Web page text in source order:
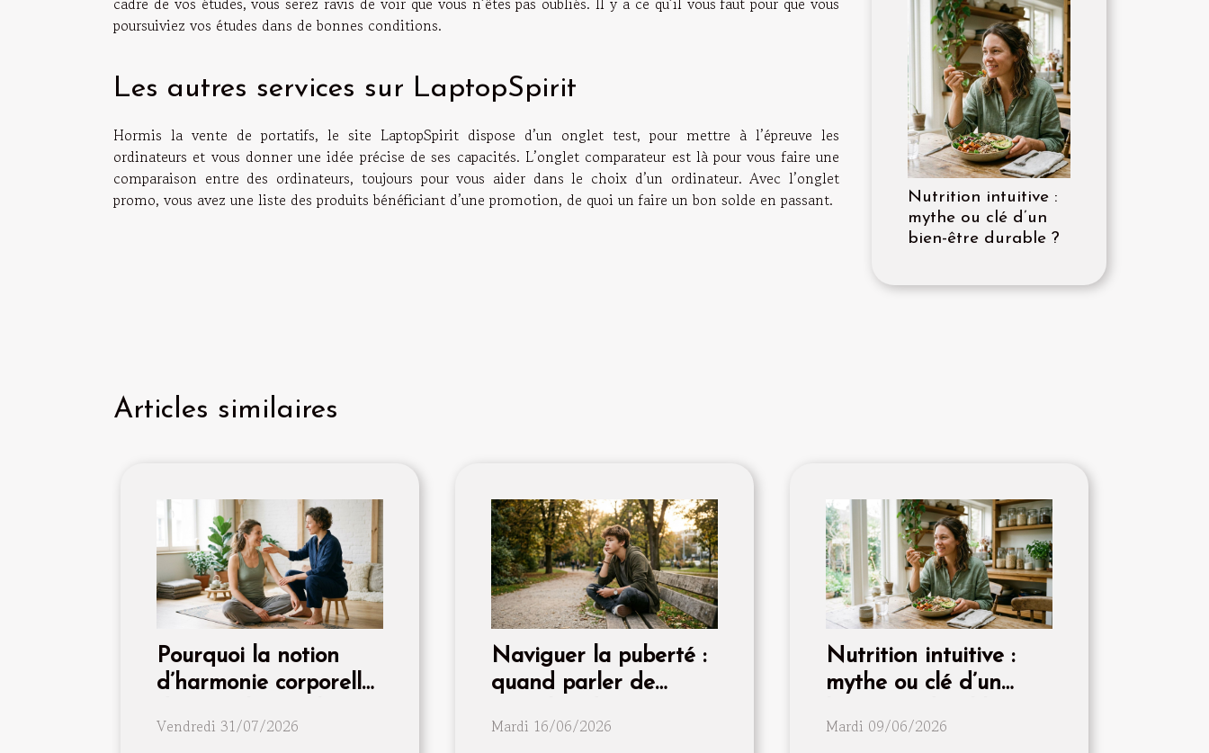
poursuiviez vos études dans de bonnes conditions.
Les autres services sur LaptopSpirit
Hormis la vente de portatifs, le site LaptopSpirit dispose d’un onglet test, pour mettre à l’épreuve les
ordinateurs et vous donner une idée précise de ses capacités. L’onglet comparateur est là pour vous faire une
comparaison entre des ordinateurs, toujours pour vous aider dans le choix d’un ordinateur. Avec l’onglet
promo, vous avez une liste des produits bénéficiant d’une promotion, de quoi un faire un bon solde en passant.
Nutrition intuitive :
mythe ou clé d’un
bien-être durable ?
Articles similaires
Pourquoi la notion
d’harmonie corporelle
intervention
Vendredi 31/07/2026
Naviguer la puberté :
quand parler de
essentiel
Mardi 16/06/2026
Nutrition intuitive :
mythe ou clé d’un
Mardi 09/06/2026